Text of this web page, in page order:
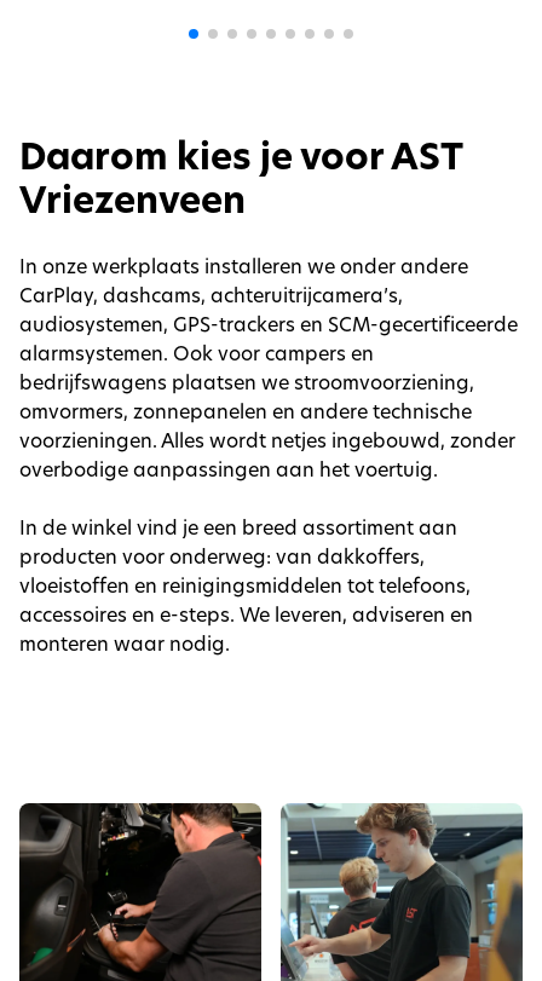
Daarom kies je voor AST
Vriezenveen
In onze werkplaats installeren we onder andere
CarPlay, dashcams, achteruitrijcamera’s,
audiosystemen, GPS-trackers en SCM-gecertificeerde
alarmsystemen. Ook voor campers en
bedrijfswagens plaatsen we stroomvoorziening,
omvormers, zonnepanelen en andere technische
voorzieningen. Alles wordt netjes ingebouwd, zonder
overbodige aanpassingen aan het voertuig.
In de winkel vind je een breed assortiment aan
producten voor onderweg: van dakkoffers,
vloeistoffen en reinigingsmiddelen tot telefoons,
accessoires en e-steps. We leveren, adviseren en
monteren waar nodig.